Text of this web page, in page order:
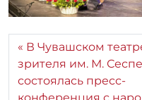
зрителя им. М.
состоялась пресс-
конференция с
артисткой России